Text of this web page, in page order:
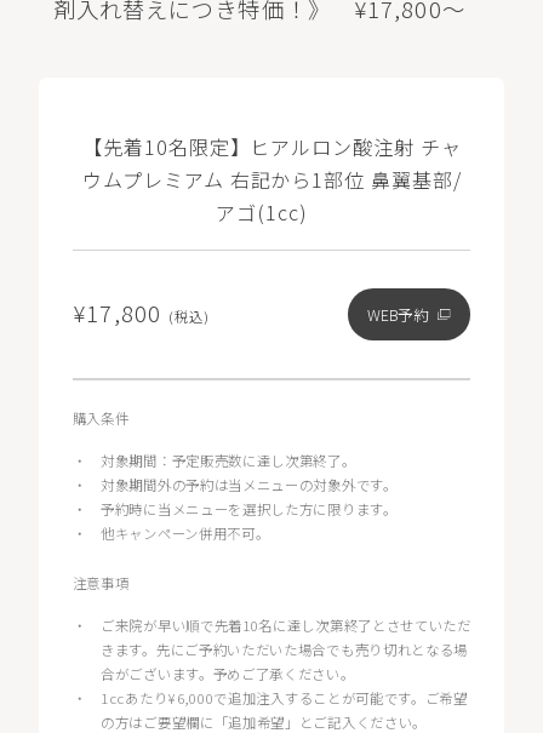
剤入れ替えにつき特価！》 ¥17,800～
【先着10名限定】ヒアルロン酸注射 チャ
ウムプレミアム 右記から1部位 鼻翼基部/
アゴ(1cc)
¥17,800 (税込) WEB予約
購入条件
・ 対象期間：予定販売数に達し次第終了。
・ 対象期間外の予約は当メニューの対象外です。
・予約時に当メニューを選択した方に限ります。
・他キャンペーン併用不可。
注意事項
・
ご来院が早い順で先着10名に達し次第終了とさせていただ
きます。先にご予約いただいた場合でも売り切れとなる場
合がございます。予めご了承ください。
・
1ccあたり¥6,000で追加注入することが可能です。ご希望
の方はご要望欄に「追加希望」とご記入ください。